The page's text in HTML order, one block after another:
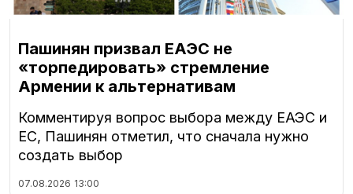
Пашинян призвал ЕАЭС не
«торпедировать» стремление
Армении к альтернативам
Комментируя вопрос выбора между ЕАЭС и
ЕС, Пашинян отметил, что сначала нужно
создать выбор
07.08.2026 13:00